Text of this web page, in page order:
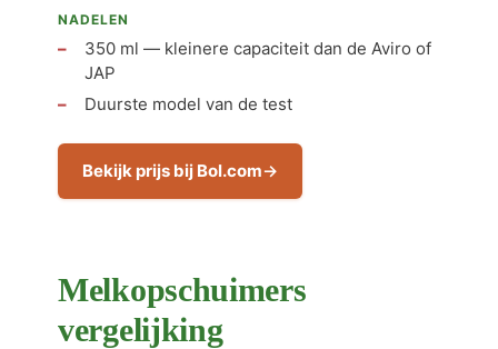
NADELEN
350 ml — kleinere capaciteit dan de Aviro of
JAP
Duurste model van de test
Bekijk prijs bij Bol.com
Melkopschuimers
vergelijking